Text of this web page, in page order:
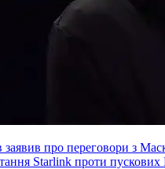
заявив про переговори з
Starlink проти